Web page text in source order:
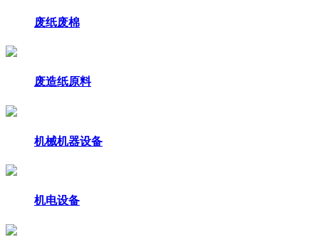
废纸废棉
废造纸原料
机械机器设备
机电设备